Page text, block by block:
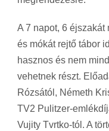
A 7 napot, 6
és mókát rejtő tábor
hasznos és nem
vehetnek részt.
Rózsától, Németh
TV2 Pulitzer-
Vujity Tvrtko-tól. A